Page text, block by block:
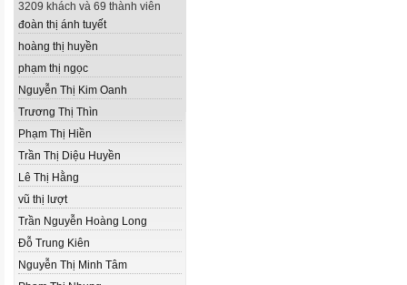
3209 khách và 69 thành viên
đoàn thị ánh tuyết
hoàng thị huyền
phạm thị ngọc
Nguyễn Thị Kim Oanh
Trương Thị Thìn
Phạm Thị Hiền
Trần Thị Diệu Huyền
Lê Thị Hằng
vũ thị lượt
Trần Nguyễn Hoàng Long
Đỗ Trung Kiên
Nguyễn Thị Minh Tâm